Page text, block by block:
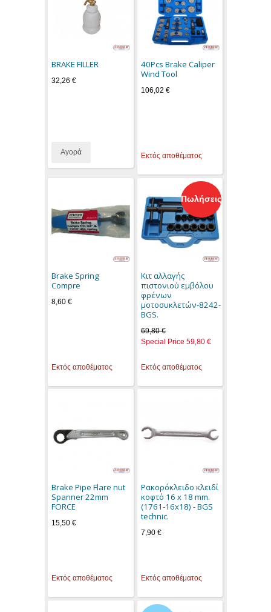
BRAKE FILLER
32,26 €
Αγορά
40Pcs Brake Caliper
Wind Tool
106,02 €
Εκτός αποθέματος
Brake Spring
Compre
8,60 €
Εκτός αποθέματος
Πωλήσεις
Κιτ αλλαγής
πιστονιού εμβόλου
φρένων
μοτοσυκλετών-8242-
BGS.
69,80 €
Special Price 59,80 €
Εκτός αποθέματος
Brake Pipe Flare nut
Spanner 22mm
FORCE
15,50 €
Εκτός αποθέματος
Ρακορόκλειδο κλειδί
κοφτό 16 x 18 mm.
(1761-16x18) - BGS
technic.
7,90 €
Εκτός αποθέματος